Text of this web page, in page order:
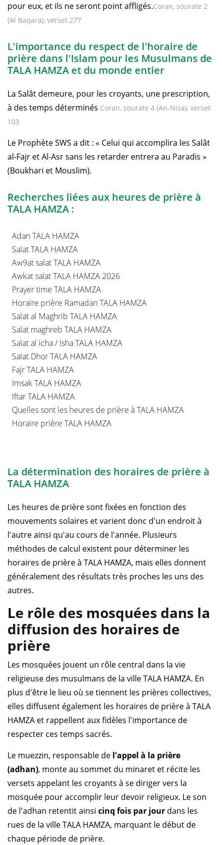
pour eux, et ils ne seront point affligés.Coran, sourate 2
(Al Baqara), verset 277
L'importance du respect de l'horaire de
prière dans l'Islam pour les Musulmans de
TALA HAMZA et du monde entier
La Salât demeure, pour les croyants, une prescription,
à des temps déterminés Coran, sourate 4 (An-Nisa), verset
103
Le Prophète SWS a dit : « Celui qui accomplira les Salât
al-Fajr et Al-Asr sans les retarder entrera au Paradis »
(Boukhari et Mouslim).
Recherches liées aux heures de prière à
TALA HAMZA :
Adan TALA HAMZA
Salat TALA HAMZA
Aw9at salat TALA HAMZA
Awkat salat TALA HAMZA 2026
Prayer time TALA HAMZA
Horaire prière Ramadan TALA HAMZA
Salat al Maghrib TALA HAMZA
Salat maghreb TALA HAMZA
Salat al icha / Isha TALA HAMZA
Salat Dhor TALA HAMZA
Fajr TALA HAMZA
Imsak TALA HAMZA
Iftar TALA HAMZA
Quelles sont les heures de prière à TALA HAMZA
Horaire prière TALA HAMZA
La détermination des horaires de prière à
TALA HAMZA
Les heures de prière sont fixées en fonction des
mouvements solaires et varient donc d'un endroit à
l'autre ainsi qu'au cours de l'année. Plusieurs
méthodes de calcul existent pour déterminer les
horaires de prière à TALA HAMZA, mais elles donnent
généralement des résultats très proches les uns des
autres.
Le rôle des mosquées dans la
diffusion des horaires de
prière
Les mosquées jouent un rôle central dans la vie
religieuse des musulmans de la ville TALA HAMZA. En
plus d'être le lieu où se tiennent les prières collectives,
elles diffusent également les horaires de prière à TALA
HAMZA et rappellent aux fidèles l'importance de
respecter ces temps sacrés.
Le muezzin, responsable de l'appel à la prière
(adhan), monte au sommet du minaret et récite les
versets appelant les croyants à se diriger vers la
mosquée pour accomplir leur devoir religieux. Le son
de l'adhan retentit ainsi cinq fois par jour dans les
rues de la ville TALA HAMZA, marquant le début de
chaque période de prière.